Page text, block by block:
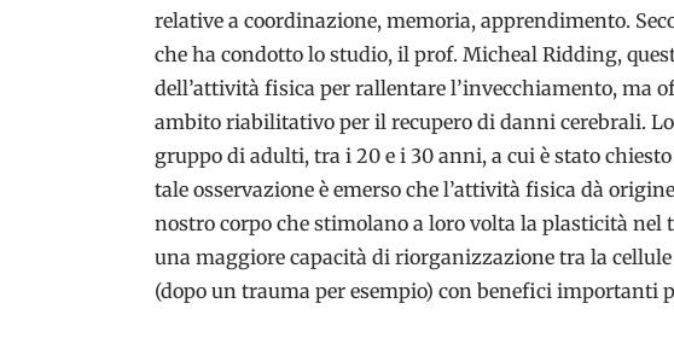
relative a coordinazione, memoria, apprendimento.
che ha condotto lo studio, il prof. Micheal Ridding,
dell’attività fisica per rallentare l’invecchiamento, ma
ambito riabilitativo per il recupero di danni cerebrali.
gruppo di adulti, tra i 20 e i 30 anni, a cui è stato
tale osservazione è emerso che l’attività fisica dà
nostro corpo che stimolano a loro volta la plasticità nel
una maggiore capacità di riorganizzazione tra la cellule
(dopo un trauma per esempio) con benefici importanti